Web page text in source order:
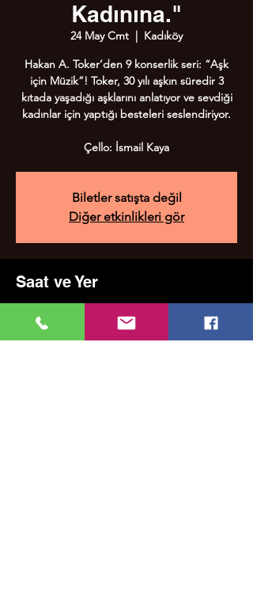
Kadınına."
24 May Cmt
  |
Kadıköy
Hakan A. Toker’den 9 konserlik seri: “Aşk
için Müzik”! Toker, 30 yılı aşkın süredir 3
kıtada yaşadığı aşklarını anlatıyor ve sevdiği
kadınlar için yaptığı besteleri seslendiriyor.
Çello: İsmail Kaya
Biletler satışta değil
Diğer etkinlikleri gör
Saat ve Yer
Kadıköy, Erenköy, Kazım Karabekirpaşa Sok.
No:8, 34738 Kadıköy/İstanbul, Türkiye